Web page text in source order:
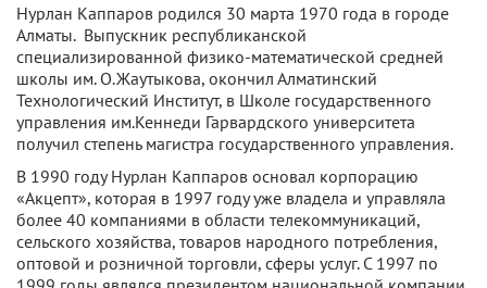
Нурлан Каппаров родился 30 марта 1970 года в городе
Алматы. Выпускник республиканской
специализированной физико-математической средней
школы им. О.Жаутыкова, окончил Алматинский
Технологический Институт, в Школе государственного
управления им.Кеннеди Гарвардского университета
получил степень магистра государственного управления.
В 1990 году Нурлан Каппаров основал корпорацию
«Акцепт», которая в 1997 году уже владела и управляла
более 40 компаниями в области телекоммуникаций,
сельского хозяйства, товаров народного потребления,
оптовой и розничной торговли, сферы услуг. С 1997 по